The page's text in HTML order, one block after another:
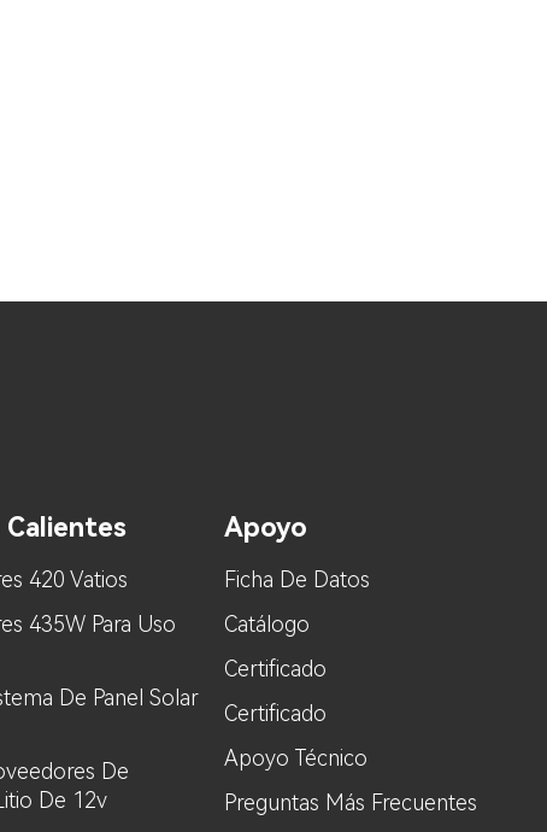
420 Vatios
435W Para Uso
De Panel Solar
De
De 12v
Apoyo
Ficha De Datos
Catálogo
Certificado
Certificado
Apoyo Técnico
Preguntas Más Frecuentes